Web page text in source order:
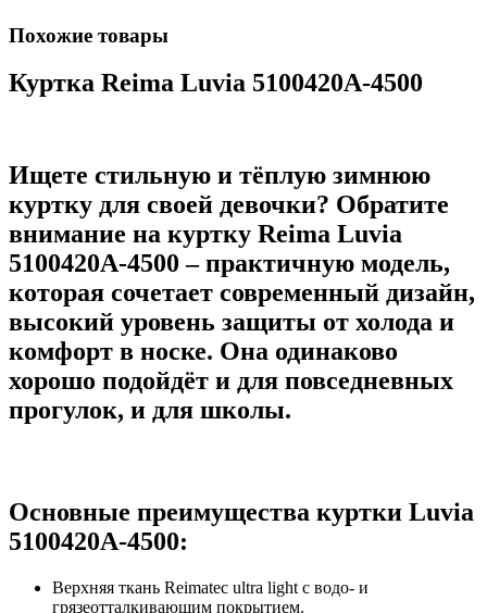
Похожие товары
Куртка Reima Luvia 5100420A-4500
Ищете стильную и тёплую зимнюю
куртку для своей девочки? Обратите
внимание на куртку Reima Luvia
5100420A-4500 – практичную модель,
которая сочетает современный дизайн,
высокий уровень защиты от холода и
комфорт в носке. Она одинаково
хорошо подойдёт и для повседневных
прогулок, и для школы.
Основные преимущества куртки Luvia
5100420A-4500:
Верхняя ткань Reimatec ultra light с водо- и
грязеотталкивающим покрытием.